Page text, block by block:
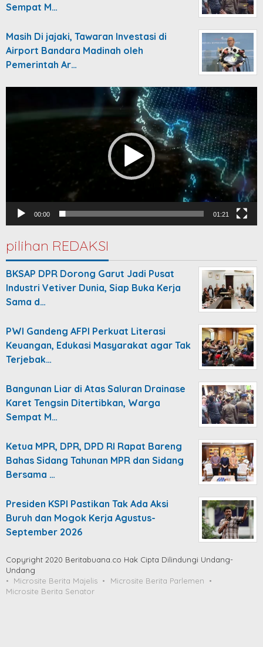
Sempat M…
Masih Di jajaki, Tawaran Investasi di
Airport Bandara Madinah oleh
Pemerintah Ar…
00:00 01:21
pilihan REDAKSI
BKSAP DPR Dorong Garut Jadi Pusat
Industri Vetiver Dunia, Siap Buka Kerja
Sama d…
PWI Gandeng AFPI Perkuat Literasi
Keuangan, Edukasi Masyarakat agar Tak
Terjebak…
Bangunan Liar di Atas Saluran Drainase
Karet Tengsin Ditertibkan, Warga
Sempat M…
Ketua MPR, DPR, DPD RI Rapat Bareng
Bahas Sidang Tahunan MPR dan Sidang
Bersama …
Presiden KSPI Pastikan Tak Ada Aksi
Buruh dan Mogok Kerja Agustus-
September 2026
Copyright 2020 Beritabuana.co Hak Cipta Dilindungi Undang-
Undang
Microsite Berita Majelis
Microsite Berita Parlemen
Microsite Berita Senator